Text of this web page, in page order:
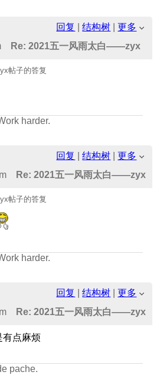
回复 |结构树 |更多
Re: 2021五一风雨太白——zyx
帖子的答复
harder.
回复 |结构树 |更多
Re: 2021五一风雨太白——zyx
帖子的答复
harder.
回复 |结构树 |更多
Re: 2021五一风雨太白——zyx
有点麻烦
pache.